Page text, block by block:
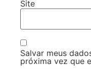
Site
Salvar meus
próxima vez que